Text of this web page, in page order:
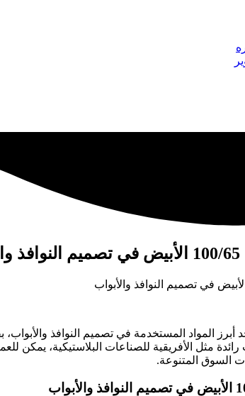
65 الأبيض هو أحد أبرز المواد المستخدمة في تصميم
مثل الأفريقية للصناعات البلاستيكية، يمكن
السوق المتنوعة.